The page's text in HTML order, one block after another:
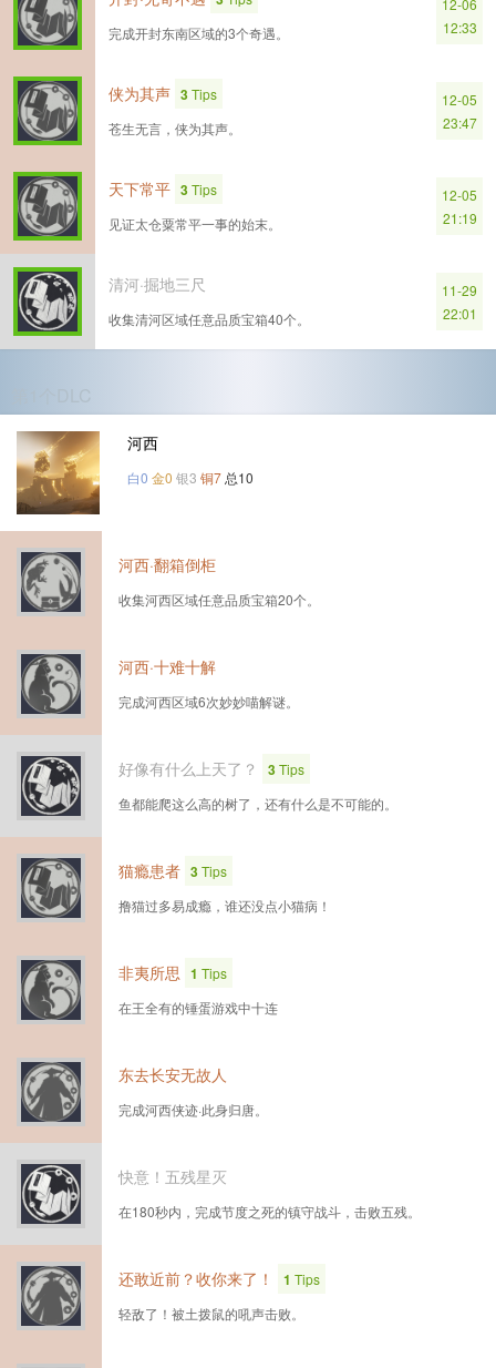
完成开封东南区域的3个奇遇。
12-06
12:33
侠为其声 3Tips
苍生无言，侠为其声。
12-05
23:47
天下常平 3Tips
见证太仓粟常平一事的始末。
12-05
21:19
清河·掘地三尺
收集清河区域任意品质宝箱40个。
11-29
22:01
河西
白0 金0 银3 铜7 总10
河西·翻箱倒柜
收集河西区域任意品质宝箱20个。
河西·十难十解
完成河西区域6次妙妙喵解谜。
好像有什么上天了？ 3Tips
鱼都能爬这么高的树了，还有什么是不可能的。
猫瘾患者 3Tips
撸猫过多易成瘾，谁还没点小猫病！
非夷所思 1 Tips
在王全有的锤蛋游戏中十连
东去长安无故人
完成河西侠迹·此身归唐。
快意！五残星灭
在180秒内，完成节度之死的镇守战斗，击败五残。
还敢近前？收你来了！ 1 Tips
轻敌了！被土拨鼠的吼声击败。